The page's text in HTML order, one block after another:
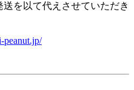
を以て代えさせていただき
peanut.jp/